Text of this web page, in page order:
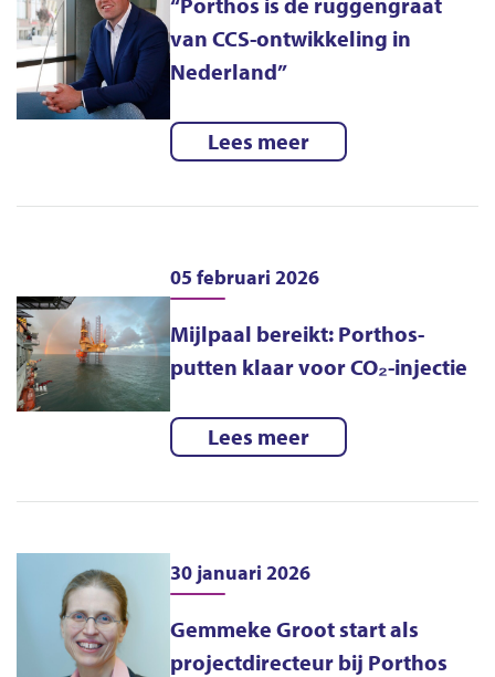
van CCS-ontwikkeling in
Nederland”
Lees meer
05 februari 2026
Mijlpaal bereikt: Porthos-
putten klaar voor CO₂-injectie
Lees meer
30 januari 2026
Gemmeke Groot start als
projectdirecteur bij Porthos